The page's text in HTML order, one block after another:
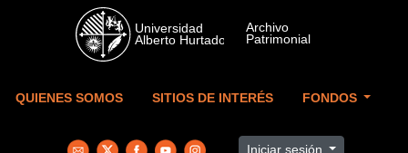
Skip to main content
QUIENES SOMOS SITIOS DE INTERÉS FONDOS
Iniciar sesión